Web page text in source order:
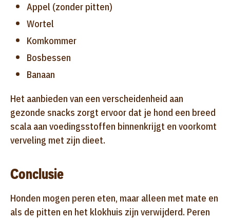
Appel (zonder pitten)
Wortel
Komkommer
Bosbessen
Banaan
Het aanbieden van een verscheidenheid aan
gezonde snacks zorgt ervoor dat je hond een breed
scala aan voedingsstoffen binnenkrijgt en voorkomt
verveling met zijn dieet.
Conclusie
Honden mogen peren eten, maar alleen met mate en
als de pitten en het klokhuis zijn verwijderd. Peren